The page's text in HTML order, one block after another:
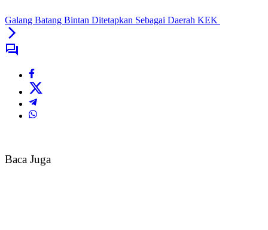
Galang Batang Bintan Ditetapkan Sebagai Daerah KEK
Baca Juga